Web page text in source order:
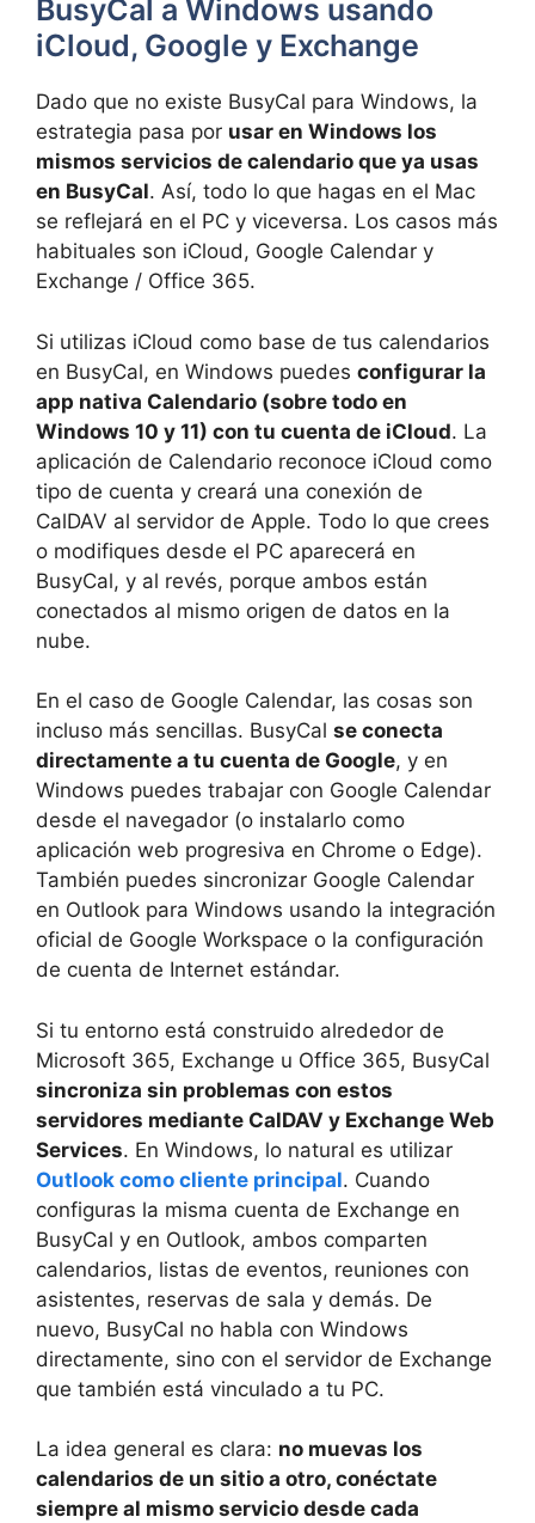
BusyCal a Windows usando
iCloud, Google y Exchange
Dado que no existe BusyCal para Windows, la
estrategia pasa por usar en Windows los
mismos servicios de calendario que ya usas
en BusyCal. Así, todo lo que hagas en el Mac
se reflejará en el PC y viceversa. Los casos más
habituales son iCloud, Google Calendar y
Exchange / Office 365.
Si utilizas iCloud como base de tus calendarios
en BusyCal, en Windows puedes configurar la
app nativa Calendario (sobre todo en
Windows 10 y 11) con tu cuenta de iCloud. La
aplicación de Calendario reconoce iCloud como
tipo de cuenta y creará una conexión de
CalDAV al servidor de Apple. Todo lo que crees
o modifiques desde el PC aparecerá en
BusyCal, y al revés, porque ambos están
conectados al mismo origen de datos en la
nube.
En el caso de Google Calendar, las cosas son
incluso más sencillas. BusyCal se conecta
directamente a tu cuenta de Google, y en
Windows puedes trabajar con Google Calendar
desde el navegador (o instalarlo como
aplicación web progresiva en Chrome o Edge).
También puedes sincronizar Google Calendar
en Outlook para Windows usando la integración
oficial de Google Workspace o la configuración
de cuenta de Internet estándar.
Si tu entorno está construido alrededor de
Microsoft 365, Exchange u Office 365, BusyCal
sincroniza sin problemas con estos
servidores mediante CalDAV y Exchange Web
Services. En Windows, lo natural es utilizar
Outlook como cliente principal. Cuando
configuras la misma cuenta de Exchange en
BusyCal y en Outlook, ambos comparten
calendarios, listas de eventos, reuniones con
asistentes, reservas de sala y demás. De
nuevo, BusyCal no habla con Windows
directamente, sino con el servidor de Exchange
que también está vinculado a tu PC.
La idea general es clara: no muevas los
calendarios de un sitio a otro, conéctate
siempre al mismo servicio desde cada